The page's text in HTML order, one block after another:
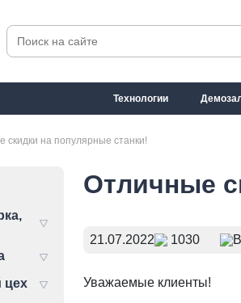
Технологии
скидки на популярные станки!
цех
Отличные
21.07.2022 1030
Уважаемые клиенты!